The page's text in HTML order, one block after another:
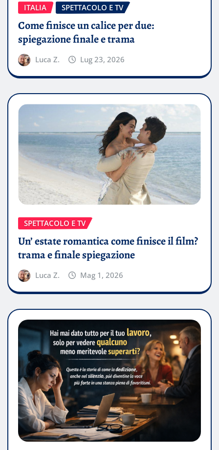
ITALIA SPETTACOLO E TV
Come finisce un calice per due:
spiegazione finale e trama
Luca Z. Lug 23, 2026
SPETTACOLO E TV
Un’ estate romantica come finisce il film?
trama e finale spiegazione
Luca Z. Mag 1, 2026